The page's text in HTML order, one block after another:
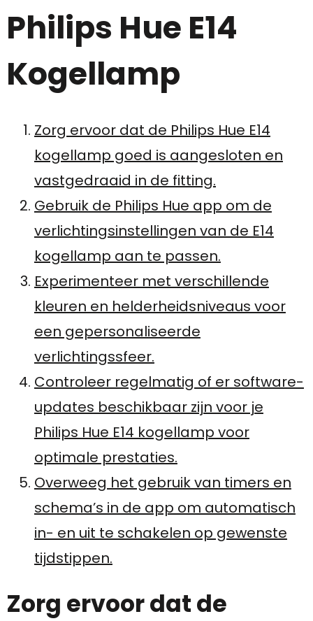
Philips Hue E14
Kogellamp
Zorg ervoor dat de Philips Hue E14
kogellamp goed is aangesloten en
vastgedraaid in de fitting.
Gebruik de Philips Hue app om de
verlichtingsinstellingen van de E14
kogellamp aan te passen.
Experimenteer met verschillende
kleuren en helderheidsniveaus voor
een gepersonaliseerde
verlichtingssfeer.
Controleer regelmatig of er software-
updates beschikbaar zijn voor je
Philips Hue E14 kogellamp voor
optimale prestaties.
Overweeg het gebruik van timers en
schema’s in de app om automatisch
in- en uit te schakelen op gewenste
tijdstippen.
Zorg ervoor dat de